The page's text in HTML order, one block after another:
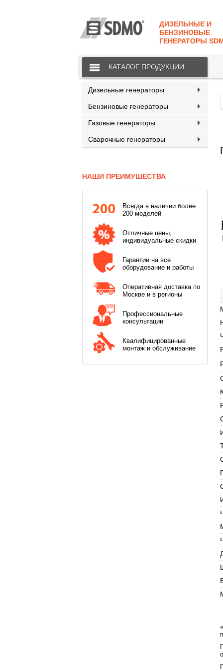
ДИЗЕЛЬНЫЕ И
БЕНЗИНОВЫЕ
ГЕНЕРАТОРЫ
КАТАЛОГ ПРОДУКЦИИ
Дизельные генераторы
Бензиновые генераторы
Газовые генераторы
Сварочные генераторы
НАШИ ПРЕИМУШЕСТВА
Всегда в наличии более
200 моделей
Отличные цены,
индивидуальные скидки
Гарантии на все
оборудование и работы
Оперативная доставка по
Москве и в регионы
Профессиональные
консультации
Квалифицированные
монтаж и обслуживание